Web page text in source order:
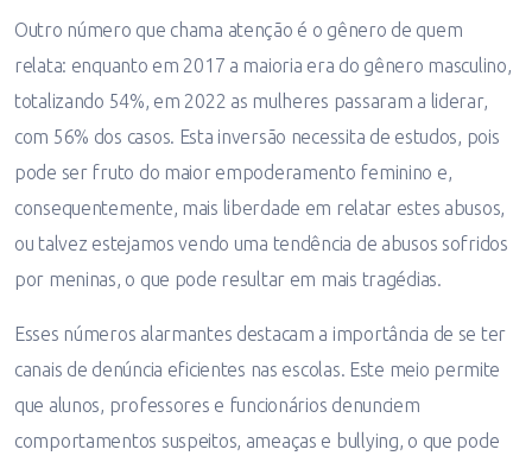
Outro número que chama atenção é o gênero de quem
relata: enquanto em 2017 a maioria era do gênero masculino,
totalizando 54%, em 2022 as mulheres passaram a liderar,
com 56% dos casos. Esta inversão necessita de estudos, pois
pode ser fruto do maior empoderamento feminino e,
consequentemente, mais liberdade em relatar estes abusos,
ou talvez estejamos vendo uma tendência de abusos sofridos
por meninas, o que pode resultar em mais tragédias.
Esses números alarmantes destacam a importância de se ter
canais de denúncia eficientes nas escolas. Este meio permite
que alunos, professores e funcionários denunciem
comportamentos suspeitos, ameaças e bullying, o que pode